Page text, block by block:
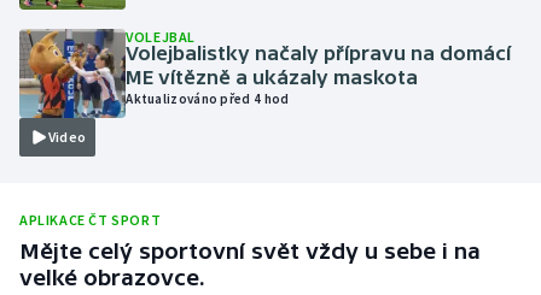
Parasport
Plavání
Ragby
Video
VOLEJBAL
Volejbalistky načaly přípravu na domácí
ME vítězně a ukázaly maskota
Aktualizováno před 4 hod
APLIKACE ČT SPORT
Mějte celý sportovní svět vždy u sebe i na
velké obrazovce.